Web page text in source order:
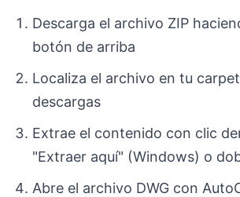
Descarga el archivo ZIP
botón de arriba
Localiza el archivo en tu
descargas
Extrae el contenido con clic
"Extraer aquí" (Windows) o
Abre el archivo DWG con